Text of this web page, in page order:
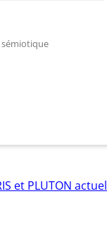
sémiotique
et PLUTON actuel